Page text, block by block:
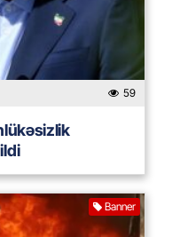
59
Banner